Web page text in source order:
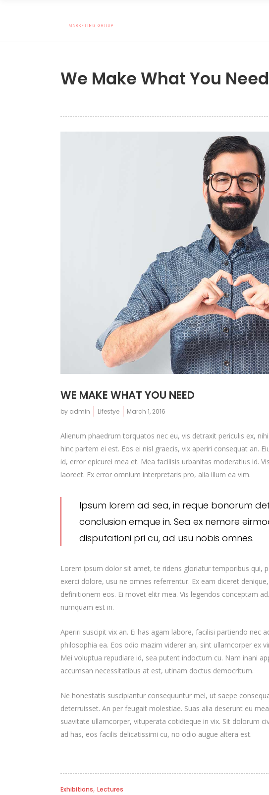
We Make What You Need
WE MAKE WHAT YOU NEED
by admin Lifestye March 1, 2016
Alienum phaedrum torquatos nec eu, vis detraxit periculis ex,
hinc partem ei est. Eos ei nisl graecis, vix aperiri consequat an.
id, error epicurei mea et. Mea facilisis urbanitas moderatius id.
laoreet. Ex error omnium interpretaris pro, alia illum ea vim.
Ipsum lorem ad sea, in reque bonorum
conclusion emque in. Sea ex nemore
disputationi pri cu, ad usu nobis omnes.
Lorem ipsum dolor sit amet, te ridens gloriatur temporibus qui,
exerci dolore, usu ne omnes referrentur. Ex eam diceret
definitionem eos. Ei movet elitr mea. Vis legendos conceptam
numquam est in.
Aperiri suscipit vix an. Ei has agam labore, facilisi partiendo nec
philosophia ea. Eos odio mazim viderer an, sint ullamcorper ex
Mei voluptua repudiare id, sea putent indoctum cu. Nam inani
accumsan necessitatibus at est, utinam doctus democritum.
Ne honestatis suscipiantur consequuntur mel, ut saepe
deterruisset. An per feugait molestiae. Suas alia deserunt eu
suavitate ullamcorper, vituperata cotidieque in vix. Sit dolorum
ad has, eos facilis delicatissimi cu, no odio augue altera est.
Exhibitions, Lectures